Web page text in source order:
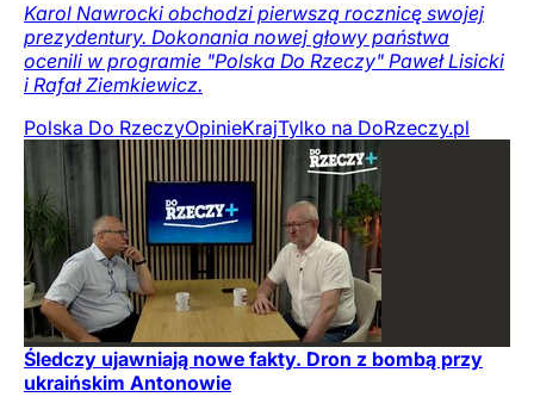
Karol Nawrocki obchodzi pierwszą rocznicę swojej
prezydentury. Dokonania nowej głowy państwa
ocenili w programie "Polska Do Rzeczy" Paweł Lisicki
i Rafał Ziemkiewicz.
Polska Do RzeczyOpinieKrajTylko na DoRzeczy.pl
Śledczy ujawniają nowe fakty. Dron z bombą przy
ukraińskim Antonowie